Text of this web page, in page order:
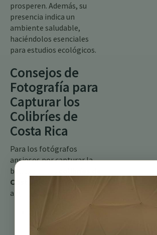
prosperen. Además, su
presencia indica un
ambiente saludable,
haciéndolos esenciales
para estudios ecológicos.
Consejos de
Fotografía para
Capturar los
Colibríes de
Costa Rica
Para los fotógrafos
ansiosos por capturar la
belleza de los
Costa Rica
algunos consejos: